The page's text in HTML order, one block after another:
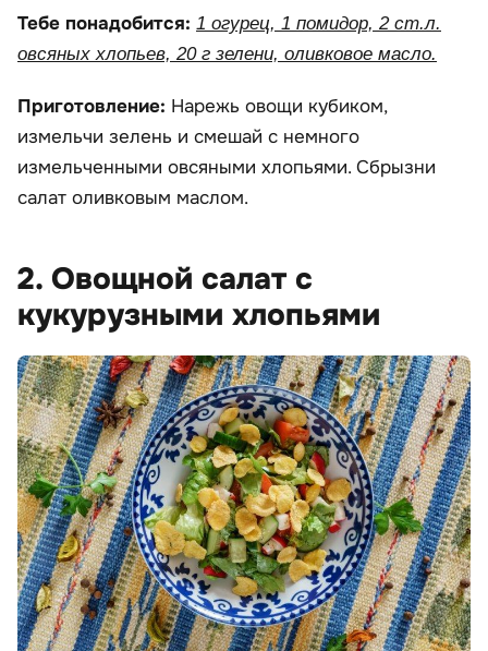
Тебе понадобится: 1 огурец, 1 помидор, 2 ст.л.
овсяных хлопьев, 20 г зелени, оливковое масло.
Приготовление: Нарежь овощи кубиком,
измельчи зелень и смешай с немного
измельченными овсяными хлопьями. Сбрызни
салат оливковым маслом.
2. Овощной салат с
кукурузными хлопьями